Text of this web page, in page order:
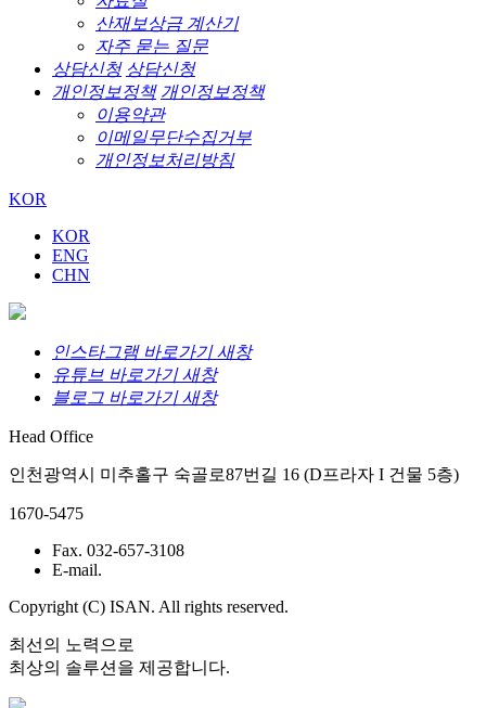
산재보상금 계산기
자주 묻는 질문
상담신청 상담신청
개인정보정책 개인정보정책
이용약관
이메일무단수집거부
개인정보처리방침
KOR
KOR
ENG
CHN
인스타그램 바로가기 새창
유튜브 바로가기 새창
블로그 바로가기 새창
Head Office
인천광역시 미추홀구 숙골로87번길 16 (D프라자 I 건물 5층)
1670-5475
Fax. 032-657-3108
E-mail.
Copyright (C) ISAN. All rights reserved.
최선의 노력으로
최상의 솔루션을 제공합니다.